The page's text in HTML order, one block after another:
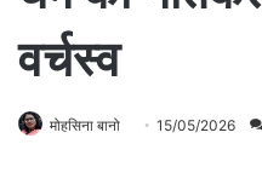
वर्चस्व
मोहसिना बानो 15/05/2026